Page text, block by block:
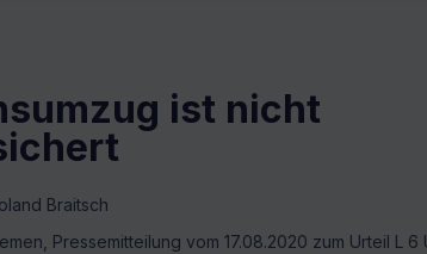
ist nicht
Braitsch
Pressemitteilung vom 17.08.2020 zum Urteil L 6